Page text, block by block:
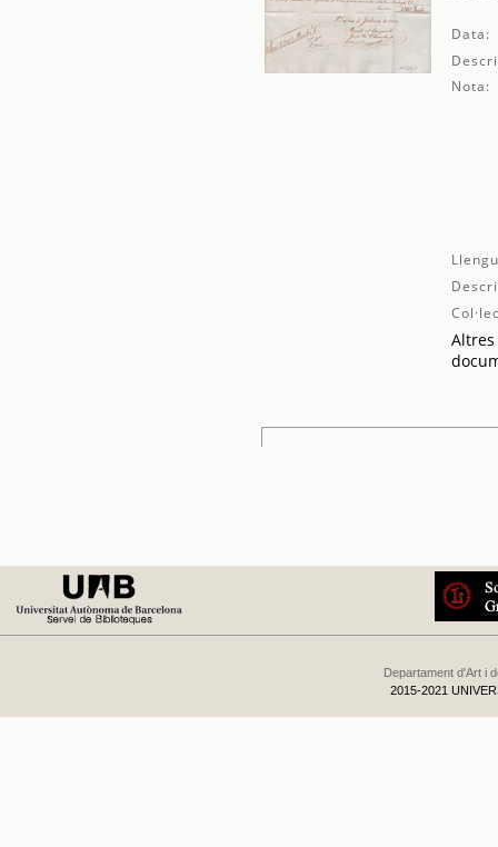
Data:
Nota:
Altres
Departament d'Art i
2015-2021